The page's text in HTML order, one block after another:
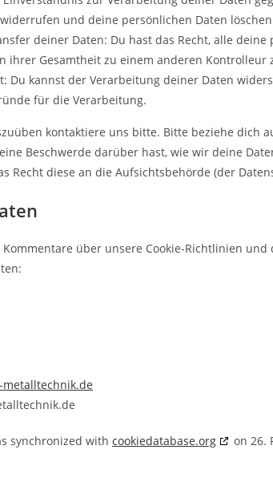
und deine persönlichen Daten
deiner Daten: Du hast das Recht, alle
ihrer Gesamtheit zu einem anderen Kontrolleur
Du kannst der Verarbeitung deiner Daten
für die Verarbeitung.
kontaktiere uns bitte. Bitte beziehe dich
Beschwerde darüber hast, wie wir deine
Recht diese an die Aufsichtsbehörde (der
über unsere Cookie-Richtlinien
synchronized with cookiedatabase.org on 26.